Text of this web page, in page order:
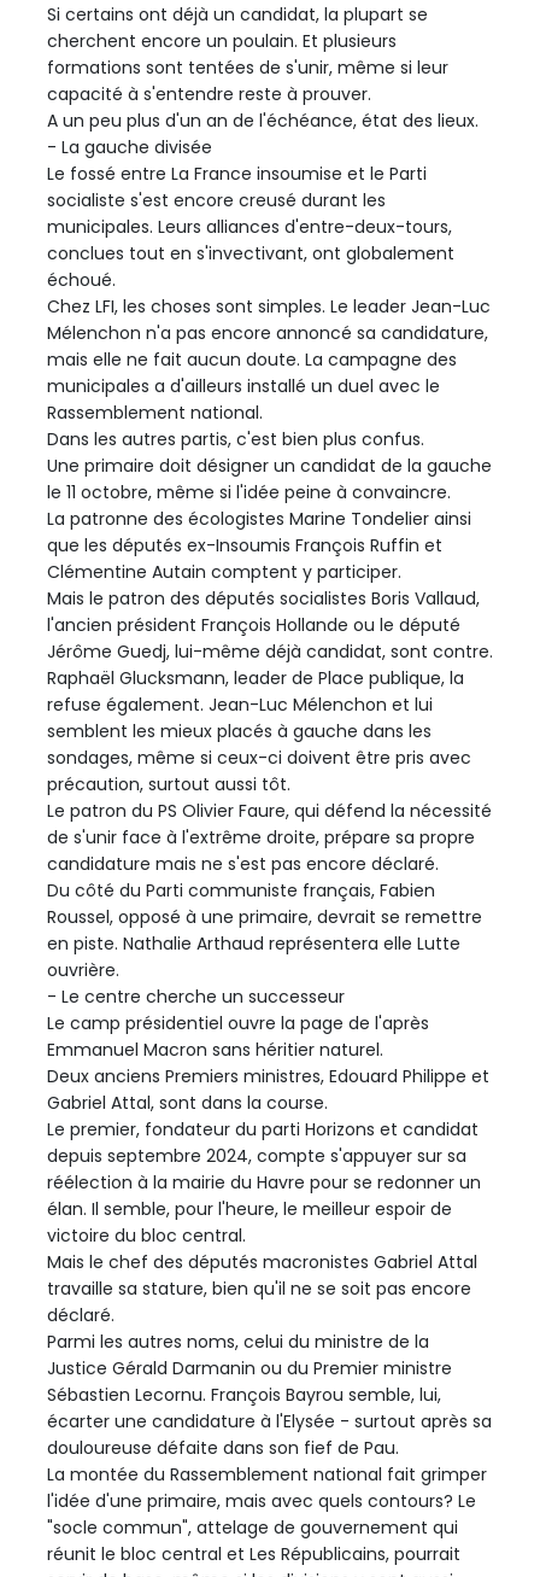
Si certains ont déjà un candidat, la plupart se
cherchent encore un poulain. Et plusieurs
formations sont tentées de s'unir, même si leur
capacité à s'entendre reste à prouver.
A un peu plus d'un an de l'échéance, état des lieux.
- La gauche divisée
Le fossé entre La France insoumise et le Parti
socialiste s'est encore creusé durant les
municipales. Leurs alliances d'entre-deux-tours,
conclues tout en s'invectivant, ont globalement
échoué.
Chez LFI, les choses sont simples. Le leader Jean-Luc
Mélenchon n'a pas encore annoncé sa candidature,
mais elle ne fait aucun doute. La campagne des
municipales a d'ailleurs installé un duel avec le
Rassemblement national.
Dans les autres partis, c'est bien plus confus.
Une primaire doit désigner un candidat de la gauche
le 11 octobre, même si l'idée peine à convaincre.
La patronne des écologistes Marine Tondelier ainsi
que les députés ex-Insoumis François Ruffin et
Clémentine Autain comptent y participer.
Mais le patron des députés socialistes Boris Vallaud,
l'ancien président François Hollande ou le député
Jérôme Guedj, lui-même déjà candidat, sont contre.
Raphaël Glucksmann, leader de Place publique, la
refuse également. Jean-Luc Mélenchon et lui
semblent les mieux placés à gauche dans les
sondages, même si ceux-ci doivent être pris avec
précaution, surtout aussi tôt.
Le patron du PS Olivier Faure, qui défend la nécessité
de s'unir face à l'extrême droite, prépare sa propre
candidature mais ne s'est pas encore déclaré.
Du côté du Parti communiste français, Fabien
Roussel, opposé à une primaire, devrait se remettre
en piste. Nathalie Arthaud représentera elle Lutte
ouvrière.
- Le centre cherche un successeur
Le camp présidentiel ouvre la page de l'après
Emmanuel Macron sans héritier naturel.
Deux anciens Premiers ministres, Edouard Philippe et
Gabriel Attal, sont dans la course.
Le premier, fondateur du parti Horizons et candidat
depuis septembre 2024, compte s'appuyer sur sa
réélection à la mairie du Havre pour se redonner un
élan. Il semble, pour l'heure, le meilleur espoir de
victoire du bloc central.
Mais le chef des députés macronistes Gabriel Attal
travaille sa stature, bien qu'il ne se soit pas encore
déclaré.
Parmi les autres noms, celui du ministre de la
Justice Gérald Darmanin ou du Premier ministre
Sébastien Lecornu. François Bayrou semble, lui,
écarter une candidature à l'Elysée - surtout après sa
douloureuse défaite dans son fief de Pau.
La montée du Rassemblement national fait grimper
l'idée d'une primaire, mais avec quels contours? Le
"socle commun", attelage de gouvernement qui
réunit le bloc central et Les Républicains, pourrait